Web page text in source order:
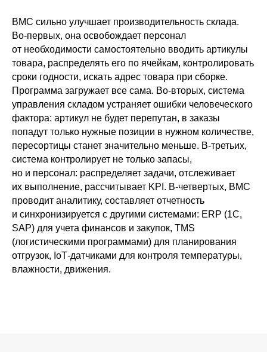
ВМС сильно улучшает производительность склада.
Во-первых, она освобождает персонал
от необходимости самостоятельно вводить артикулы
товара, распределять его по ячейкам, контролировать
сроки годности, искать адрес товара при сборке.
Программа загружает все сама. Во-вторых, система
управления складом устраняет ошибки человеческого
фактора: артикул не будет перепутан, в заказы
попадут только нужные позиции в нужном количестве,
пересортицы станет значительно меньше. В-третьих,
система контролирует не только запасы,
но и персонал: распределяет задачи, отслеживает
их выполнение, рассчитывает KPI. В-четвертых, ВМС
проводит аналитику, составляет отчетность
и синхронизируется с другими системами: ERP (1С,
SAP) для учета финансов и закупок, TMS
(логистическими программами) для планирования
отгрузок, IoT‑датчиками для контроля температуры,
влажности, движения.